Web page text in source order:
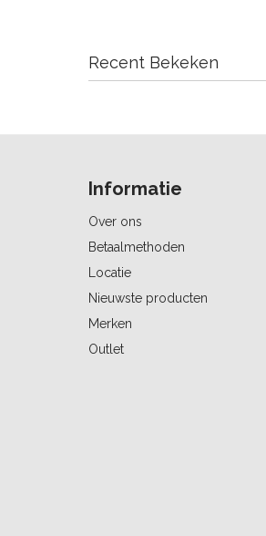
Recent Bekeken
Informatie
Over ons
Betaalmethoden
Locatie
Nieuwste producten
Merken
Outlet